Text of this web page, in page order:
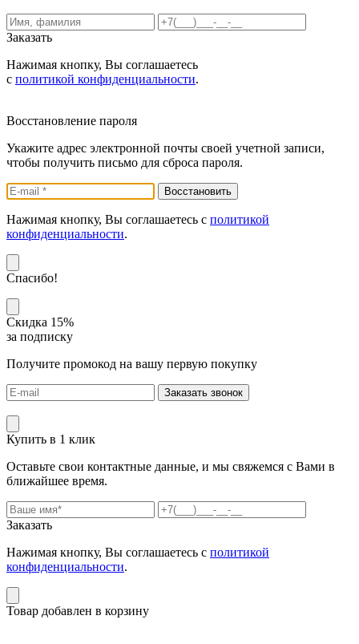
Заказать
Нажимая кнопку, Вы соглашаетесь
с политикой конфиденциальности.
Восстановление пароля
Укажите адрес электронной почты своей учетной записи,
чтобы получить письмо для сброса пароля.
Нажимая кнопку, Вы соглашаетесь с политикой
конфиденциальности.
Спасибо!
Скидка 15%
за подписку
Получите промокод на вашу первую покупку
Заказать звонок
Купить в 1 клик
Оставьте свои контактные данные, и мы свяжемся с Вами в
ближайшее время.
Заказать
Нажимая кнопку, Вы соглашаетесь с политикой
конфиденциальности.
Товар добавлен в корзину